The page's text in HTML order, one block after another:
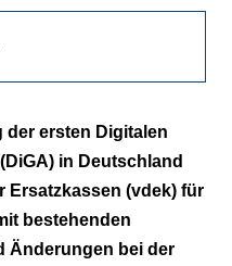
im Verhältnis zum
der ersten Digitalen
in Deutschland
Ersatzkassen (vdek) für
bestehenden
Änderungen bei der